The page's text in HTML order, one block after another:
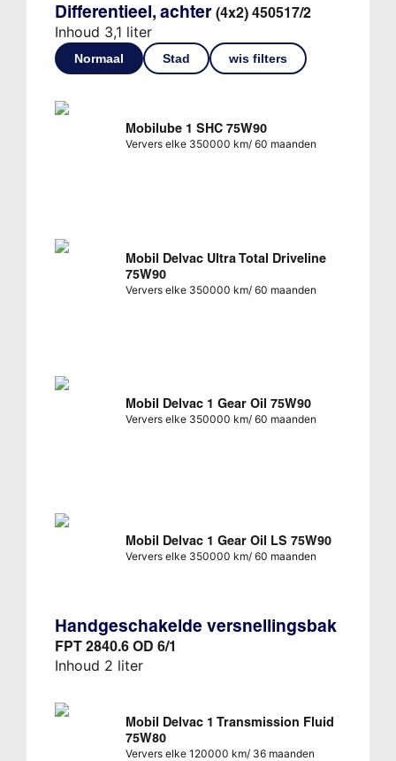
Differentieel, achter (4x2) 450517/2
Inhoud 3,1 liter
Normaal Stad wis filters
Mobilube 1 SHC 75W90
Ververs elke 350000 km/ 60 maanden
Mobil Delvac Ultra Total Driveline
75W90
Ververs elke 350000 km/ 60 maanden
Mobil Delvac 1 Gear Oil 75W90
Ververs elke 350000 km/ 60 maanden
Mobil Delvac 1 Gear Oil LS 75W90
Ververs elke 350000 km/ 60 maanden
Handgeschakelde versnellingsbak
FPT 2840.6 OD 6/1
Inhoud 2 liter
Mobil Delvac 1 Transmission Fluid
75W80
Ververs elke 120000 km/ 36 maanden